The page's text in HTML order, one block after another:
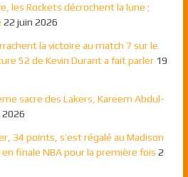
les Rockets décrochent la lune ;
22 juin 2026
la victoire au match 7 sur le
52 de Kevin Durant a fait parler 19
sacre des Lakers, Kareem Abdul-
2026
34 points, s’est régalé au Madison
en finale NBA pour la première fois 2